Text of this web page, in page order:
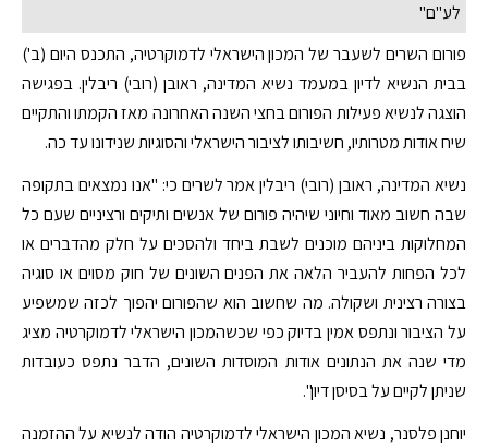
לע"ם"
פורום השרים לשעבר של המכון הישראלי לדמוקרטיה, התכנס היום (ב')
בבית הנשיא לדיון במעמד נשיא המדינה, ראובן (רובי) ריבלין. בפגישה
הוצגה לנשיא פעילות הפורום בחצי השנה האחרונה מאז הקמתו והתקיים
שיח אודות מטרותיו, חשיבותו לציבור הישראלי והסוגיות שנידונו עד כה.
נשיא המדינה, ראובן (רובי) ריבלין אמר לשרים כי: "אנו נמצאים בתקופה
שבה חשוב מאוד וחיוני שיהיה פורום של אנשים ותיקים ורציניים שעם כל
המחלוקות ביניהם מוכנים לשבת ביחד ולהסכים על חלק מהדברים או
לכל הפחות להעביר הלאה את הפנים השונים של חוק מסוים או סוגיה
בצורה רצינית ושקולה. מה שחשוב הוא שהפורום יהפוך לכזה שמשפיע
על הציבור ונתפס אמין בדיוק כפי שכשהמכון הישראלי לדמוקרטיה מציג
מדי שנה את הנתונים אודות המוסדות השונים, הדבר נתפס כעובדות
שניתן לקיים על בסיסן דיון".
יוחנן פלסנר, נשיא המכון הישראלי לדמוקרטיה הודה לנשיא על ההזמנה